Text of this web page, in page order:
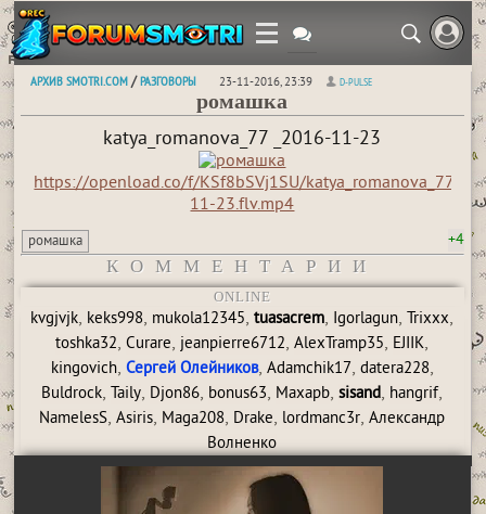
АРХИВ SMOTRI.COM /РАЗГОВОРЫ 23-11-2016, 23:39 D-PULSE
ромашка
katya_romanova_77 _2016-11-23
https://openload.co/f/KSf8bSVj1SU/
11-23.flv.mp4
ромашка +4
КОММЕНТАРИИ
ONLINE
kvgjvjk, keks998, mukola12345,tuasacrem, Igorlagun,Trixxx,
toshka32,Curare, jeanpierre6712,AlexTramp35, EJIIK,
kingovich, Сергей Олейников, Adamchik17, datera228,
Buldrock,Taily, Djon86, bonus63, Maxapb,sisand, hangrif,
NamelesS,Asiris, Maga208, Drake, lordmanc3r,Александр
Волненко